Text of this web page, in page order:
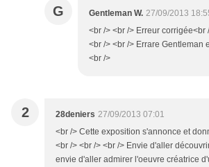
G Gentleman W. 27/09/2013
<br /> <br /> Erreur corrigée<br
<br /> <br /> Errare Gentleman
<br />
2 28deniers 27/09/2013 07:01
<br /> Cette exposition s'annonce et
<br /> <br /> <br /> Envie d'aller
envie d'aller admirer l'oeuvre créatrice